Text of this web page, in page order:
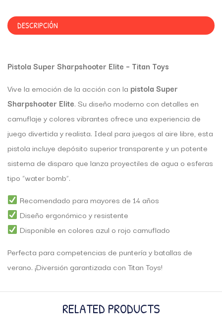
DESCRIPCIÓN
Pistola Super Sharpshooter Elite – Titan Toys
Vive la emoción de la acción con la pistola Super
Sharpshooter Elite. Su diseño moderno con detalles en
camuflaje y colores vibrantes ofrece una experiencia de
juego divertida y realista. Ideal para juegos al aire libre, esta
pistola incluye depósito superior transparente y un potente
sistema de disparo que lanza proyectiles de agua o esferas
tipo “water bomb”.
Recomendado para mayores de 14 años
Diseño ergonómico y resistente
Disponible en colores azul o rojo camuflado
Perfecta para competencias de puntería y batallas de
verano. ¡Diversión garantizada con Titan Toys!
RELATED PRODUCTS